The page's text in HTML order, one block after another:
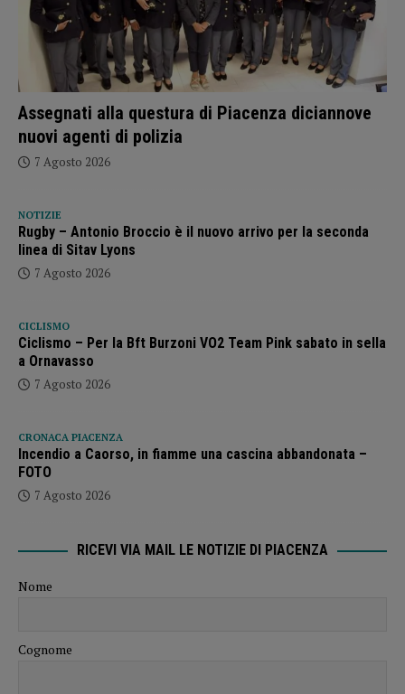
Assegnati alla questura di Piacenza diciannove
nuovi agenti di polizia
7 Agosto 2026
NOTIZIE
Rugby – Antonio Broccio è il nuovo arrivo per la seconda
linea di Sitav Lyons
7 Agosto 2026
CICLISMO
Ciclismo – Per la Bft Burzoni VO2 Team Pink sabato in sella
a Ornavasso
7 Agosto 2026
CRONACA PIACENZA
Incendio a Caorso, in fiamme una cascina abbandonata –
FOTO
7 Agosto 2026
RICEVI VIA MAIL LE NOTIZIE DI PIACENZA
Nome
Cognome